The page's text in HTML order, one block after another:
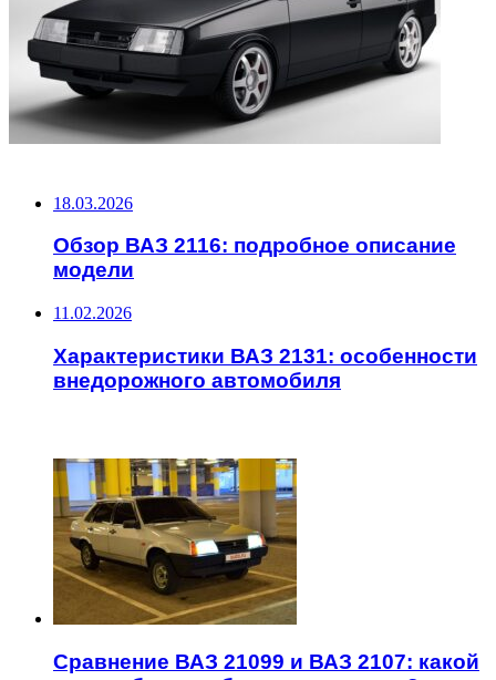
18.03.2026
Обзор ВАЗ 2116: подробное описание
модели
11.02.2026
Характеристики ВАЗ 2131: особенности
внедорожного автомобиля
Сравнение ВАЗ 21099 и ВАЗ 2107: какой